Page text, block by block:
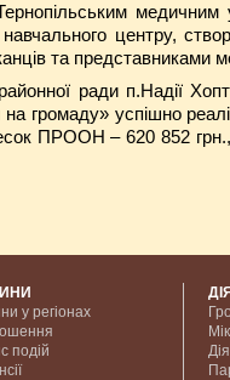
центру,
та представниками
ради п.Надії
громаду» успішно
ПРООН – 620 852
у регіонах
подій